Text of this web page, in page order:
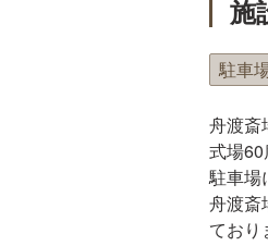
施
駐車
舟渡斎
式場60
駐車場
舟渡斎
ており